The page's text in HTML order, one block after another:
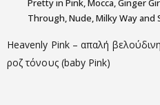
Pretty in Pink, Mocca, Ginger
Through, Nude, Milky Way and
Heavenly Pink – απαλή
ροζ τόνους (baby Pink)